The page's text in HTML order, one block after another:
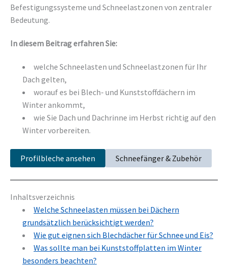
Befestigungssysteme und Schneelastzonen von zentraler
Bedeutung.
In diesem Beitrag erfahren Sie:
welche Schneelasten und Schneelastzonen für Ihr
Dach gelten,
worauf es bei Blech- und Kunststoffdächern im
Winter ankommt,
wie Sie Dach und Dachrinne im Herbst richtig auf den
Winter vorbereiten.
Profilbleche ansehen Schneefänger & Zubehör
Inhaltsverzeichnis
Welche Schneelasten müssen bei Dächern
grundsätzlich berücksichtigt werden?
Wie gut eignen sich Blechdächer für Schnee und Eis?
Was sollte man bei Kunststoffplatten im Winter
besonders beachten?